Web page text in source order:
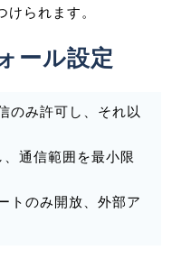
られます。
ール設定
のみ許可し、それ以
通信範囲を最小限
トのみ開放、外部ア